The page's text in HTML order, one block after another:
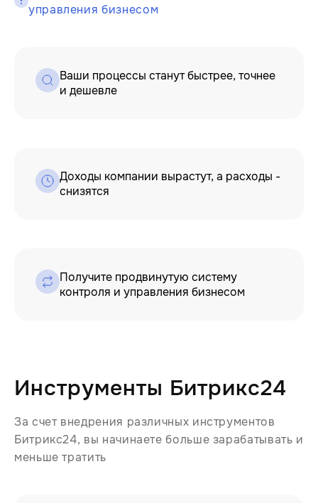
управления бизнесом
Ваши процессы станут быстрее, точнее
и дешевле
Доходы компании вырастут, а расходы -
снизятся
Получите продвинутую систему
контроля и управления бизнесом
Инструменты Битрикс24
За счет внедрения различных инструментов
Битрикс24, вы начинаете больше зарабатывать и
меньше тратить